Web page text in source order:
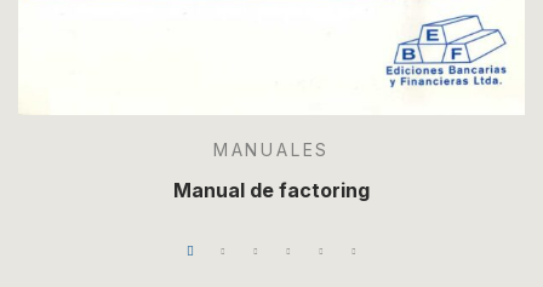
MANUALES
Manual de factoring